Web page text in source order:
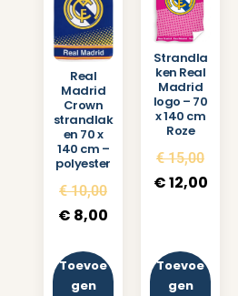
Real
Madrid
Crown
strandlak
en 70 x
140 cm –
polyester
€10,00
€ 8,00
Toevoe
gen
Strandla
ken Real
Madrid
logo – 70
x 140 cm
Roze
€15,00
€12,00
Toevoe
gen